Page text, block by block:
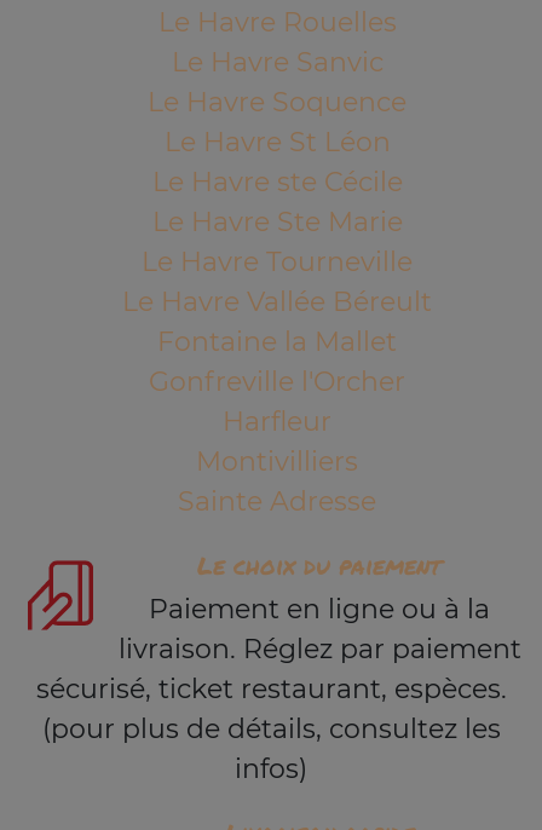
Le Havre Rouelles
Le Havre Sanvic
Le Havre Soquence
Le Havre St Léon
Le Havre ste Cécile
Le Havre Ste Marie
Le Havre Tourneville
Le Havre Vallée Béreult
Fontaine la Mallet
Gonfreville l'Orcher
Harfleur
Montivilliers
Sainte Adresse
Le choix du paiement
Paiement en ligne ou à la
livraison. Réglez par paiement
sécurisé, ticket restaurant, espèces.
(pour plus de détails, consultez les
infos)